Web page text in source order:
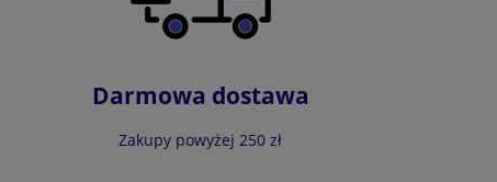
Darmowa dostawa
Zakupy powyżej 250 zł